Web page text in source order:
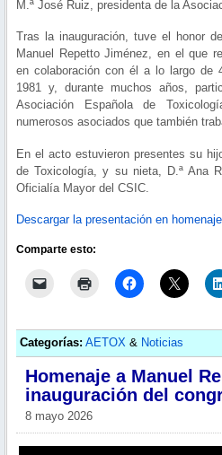
M.ª José Ruiz, presidenta de la
Tras la inauguración, tuve el honor
Manuel Repetto Jiménez, en el que
en colaboración con él a lo largo de
1981 y, durante muchos años,
Asociación Española de
numerosos asociados que también
En el acto estuvieron presentes su
de Toxicología, y su nieta, D.ª Ana
Oficialía Mayor del CSIC.
Descargar la presentación en
Comparte esto:
Categorías: AETOX & Noticias
Homenaje a Manuel
inauguración del
8 mayo 2026